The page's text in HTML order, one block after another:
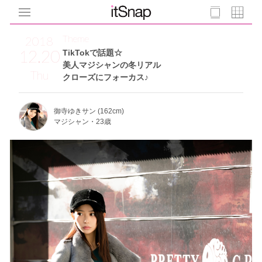
2018
12.20
Thu
TikTokで話題☆
美人マジシャンの冬リアル
クローズにフォーカス♪
Theme
御寺ゆきサン (162cm)
マジシャン・23歳